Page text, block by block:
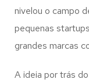
nivelou o campo
pequenas
grandes marcas
A ideia por trás